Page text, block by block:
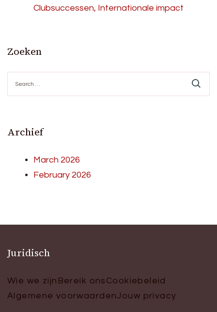
Clubsuccessen, Internationale impact
Zoeken
for:
Archief
March 2026
February 2026
Juridisch
Wie we zijn Bereik ons Cookiebeleid
Algemene voorwaardenJouw privacy